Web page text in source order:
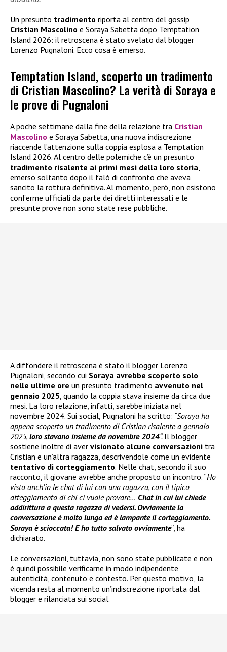
Un presunto tradimento riporta al centro del gossip
Cristian Mascolino e Soraya Sabetta dopo Temptation
Island 2026: il retroscena è stato svelato dal blogger
Lorenzo Pugnaloni. Ecco cosa è emerso.
Temptation Island, scoperto un tradimento
di Cristian Mascolino? La verità di Soraya e
le prove di Pugnaloni
A poche settimane dalla fine della relazione tra Cristian
Mascolino e Soraya Sabetta, una nuova indiscrezione
riaccende l’attenzione sulla coppia esplosa a Temptation
Island 2026. Al centro delle polemiche c’è un presunto
tradimento risalente ai primi mesi della loro storia
emerso soltanto dopo il falò di confronto che aveva
sancito la rottura definitiva. Al momento, però, non esistono
conferme ufficiali da parte dei diretti interessati e le
presunte prove non sono state rese pubbliche.
A diffondere il retroscena è stato il blogger Lorenzo
Pugnaloni, secondo cui Soraya avrebbe scoperto solo
nelle ultime ore un presunto tradimento avvenuto nel
gennaio 2025 , quando la coppia stava insieme da circa due
mesi. La loro relazione, infatti, sarebbe iniziata nel
novembre 2024. Sui social, Pugnaloni ha scritto: “Soraya ha
appena scoperto un tradimento di Cristian risalente a gennaio
2025, loro stavano insieme da novembre 2024“. Il blogger
sostiene inoltre di aver visionato alcune conversazioni tra
Cristian e un’altra ragazza, descrivendole come un evidente
tentativo di corteggiamento. Nelle chat, secondo il suo
racconto, il giovane avrebbe anche proposto un incontro. “Ho
visto anch’io le chat di lui con una ragazza, con il tipico
atteggiamento di chi ci vuole provare… Chat in cui lui chiede
addirittura a questa ragazza di vedersi. Ovviamente la
conversazione è molto lunga ed è lampante il corteggiamento.
Soraya è scioccata! E ho tutto salvato ovviamente“, ha
dichiarato.
Le conversazioni, tuttavia, non sono state pubblicate e non
è quindi possibile verificarne in modo indipendente
autenticità, contenuto e contesto. Per questo motivo, la
vicenda resta al momento un’indiscrezione riportata dal
blogger e rilanciata sui social.